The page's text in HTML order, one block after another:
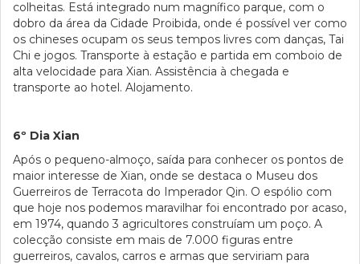
colheitas. Está integrado num magnífico parque, com o
dobro da área da Cidade Proibida, onde é possível ver como
os chineses ocupam os seus tempos livres com danças, Tai
Chi e jogos. Transporte à estação e partida em comboio de
alta velocidade para Xian. Assistência à chegada e
transporte ao hotel. Alojamento.
6º Dia Xian
Após o pequeno-almoço, saída para conhecer os pontos de
maior interesse de Xian, onde se destaca o Museu dos
Guerreiros de Terracota do Imperador Qin. O espólio com
que hoje nos podemos maravilhar foi encontrado por acaso,
em 1974, quando 3 agricultores construíam um poço. A
colecção consiste em mais de 7.000 figuras entre
guerreiros, cavalos, carros e armas que serviriam para